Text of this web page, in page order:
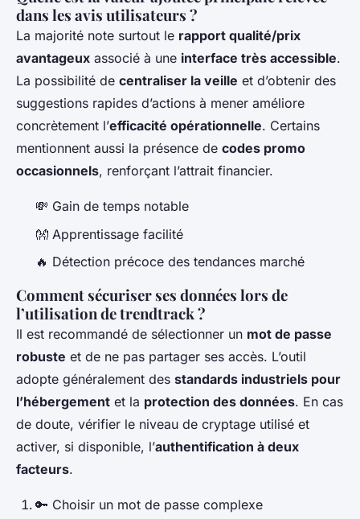
dans les avis utilisateurs ?
La majorité note surtout le rapport qualité/prix
avantageux associé à une interface très accessible.
La possibilité de centraliser la veille et d’obtenir des
suggestions rapides d’actions à mener améliore
concrètement l’efficacité opérationnelle. Certains
mentionnent aussi la présence de codes promo
occasionnels, renforçant l’attrait financier.
💸 Gain de temps notable
👐 Apprentissage facilité
🔥 Détection précoce des tendances marché
Comment sécuriser ses données lors de
l’utilisation de trendtrack ?
Il est recommandé de sélectionner un mot de passe
robuste et de ne pas partager ses accès. L’outil
adopte généralement des standards industriels pour
l’hébergement et la protection des données. En cas
de doute, vérifier le niveau de cryptage utilisé et
activer, si disponible, l’authentification à deux
facteurs.
🔑 Choisir un mot de passe complexe